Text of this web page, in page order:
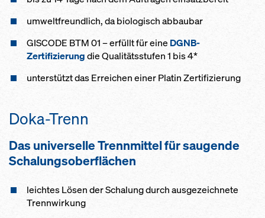
um­welt­f­reund­lich, da bio­lo­gisch ab­bau­bar
GISCODE BTM 01 – erfüllt für eine DGNB-
Zertifizierungdie Qualitätsstufen 1 bis 4*
unterstützt das Erreichen einer Platin Zertifizierung
Doka-Trenn
Das universelle Trennmittel für saugende
Schalungsoberflächen
leich­tes Lö­sen der Scha­lung durch aus­ge­zeich­ne­te
Trenn­wir­kung